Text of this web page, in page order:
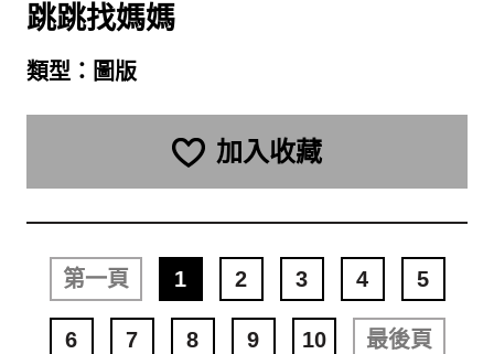
跳跳找媽媽
類型： 圖版
加入收藏
第一頁 1 2 3 4 5
6 7 8 9 10 最後頁